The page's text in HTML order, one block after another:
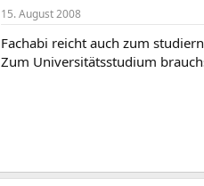
15. August 2008
Fachabi reicht auch zum
Zum Universitätsstudium